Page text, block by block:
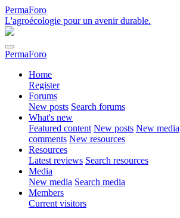
PermaForo
L'agroécologie pour un avenir durable.
PermaForo
Home
Register
Forums
New posts Search forums
What's new
Featured content New posts New media
comments New resources
Resources
Latest reviews Search resources
Media
New media Search media
Members
Current visitors